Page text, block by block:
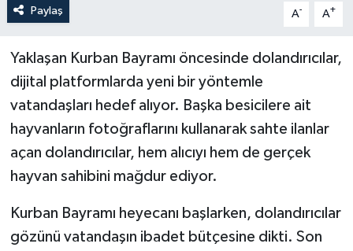
Paylaş A- A+
Yaklaşan Kurban Bayramı öncesinde dolandırıcılar,
dijital platformlarda yeni bir yöntemle
vatandaşları hedef alıyor. Başka besicilere ait
hayvanların fotoğraflarını kullanarak sahte ilanlar
açan dolandırıcılar, hem alıcıyı hem de gerçek
hayvan sahibini mağdur ediyor.
Kurban Bayramı heyecanı başlarken, dolandırıcılar
gözünü vatandaşın ibadet bütçesine dikti. Son